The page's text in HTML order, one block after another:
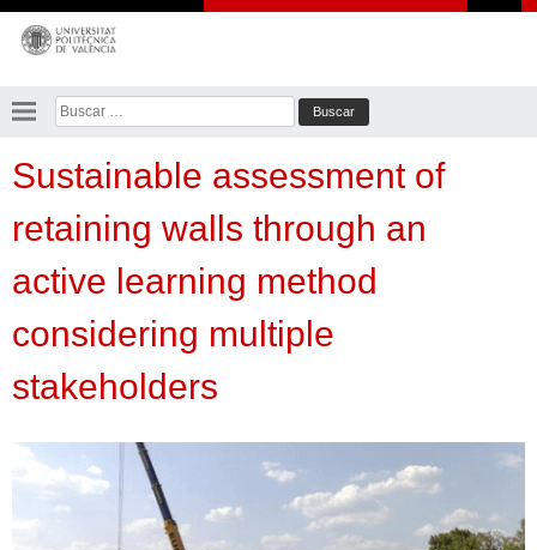
Saltar
contenido
Buscar:
Sustainable assessment of
retaining walls through an
active learning method
considering multiple
stakeholders